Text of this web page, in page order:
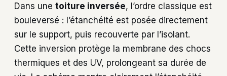
Dans une toiture inversée, l’ordre classique est
bouleversé : l’étanchéité est posée directement
sur le support, puis recouverte par l’isolant.
Cette inversion protège la membrane des chocs
thermiques et des UV, prolongeant sa durée de